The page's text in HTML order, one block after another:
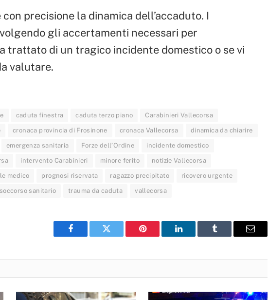
precisione la dinamica dell’accaduto. I
gli accertamenti necessari per
trattato di un tragico incidente domestico o se vi
valutare.
caduta finestra caduta terzo piano Carabinieri Vallecorsa
cronaca provincia di Frosinone cronaca Vallecorsa dinamica da chiarire
emergenza sanitaria Forze dell’Ordine incidente domestico
intervento Carabinieri minore ferito notizie Vallecorsa
medico prognosi riservata ragazzo precipitato ricovero urgente
soccorso sanitario trauma da caduta vallecorsa
Facebook Twitter Pinterest LinkedIn Tumblr Email